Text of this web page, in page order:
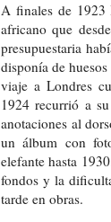
A finales de 1923
africano que
presupuestaria
disponía de
viaje a Londres
1924 recurrió a
anotaciones al
un álbum con
elefante hasta
fondos y la
tarde en obras.